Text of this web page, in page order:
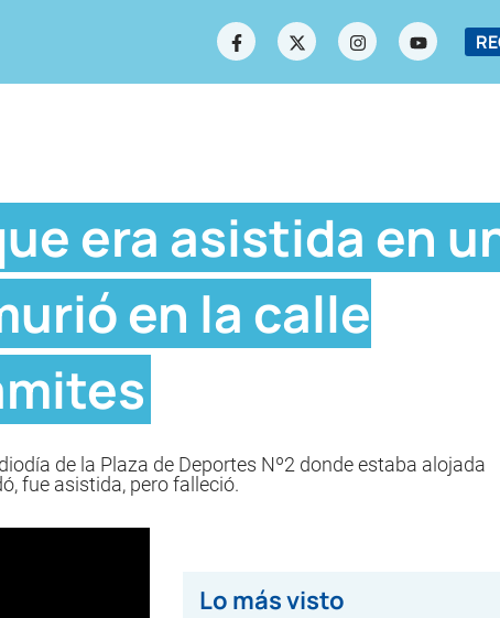
era asistida en
en la calle
de la Plaza de Deportes Nº2 donde estaba alojada
fue asistida, pero falleció.
Lo más visto